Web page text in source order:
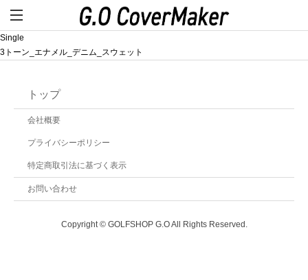
Single
3トーン_エナメル_デニム_スウェット
トップ
会社概要
プライバシーポリシー
特定商取引法に基づく表示
お問い合わせ
Copyright © GOLFSHOP G.O All Rights Reserved.